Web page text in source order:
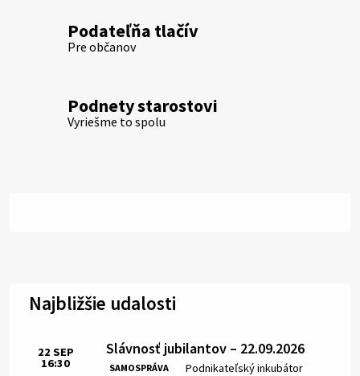
Podateľňa tlačív
Pre občanov
Podnety starostovi
Vyriešme to spolu
Najbližšie udalosti
Slávnosť jubilantov – 22.09.2026
SAMOSPRÁVA Miesto:
Podnikateľský inkubátor
Čas:
22 SEP
16:30